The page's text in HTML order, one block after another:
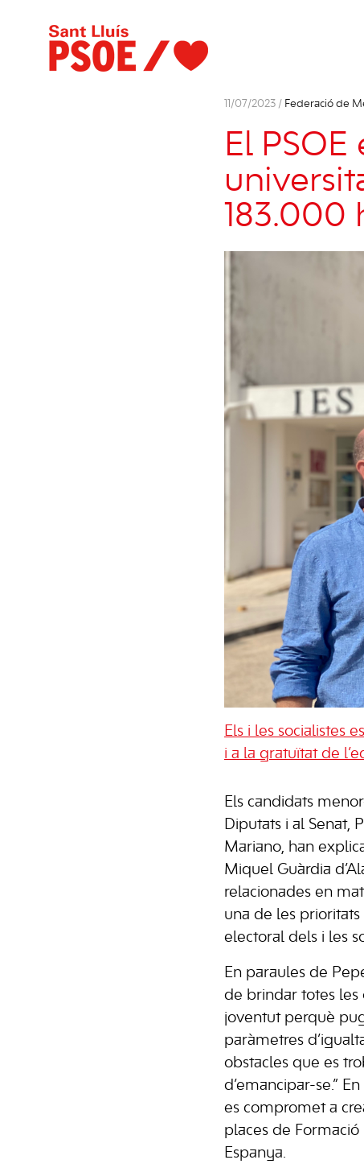
11/07/2023 / Federació de
El
183.000
Els i les socialistes
i a la gratuïtat de
Els candidats
Diputats i al Senat,
Mariano, han
Miquel Guàrdia
relacionades en
una de les
electoral dels i les
En paraules de
de brindar totes les
joventut perquè
paràmetres
obstacles que es
d’emancipar-se.”
es compromet a
places de Formació
Espanya.